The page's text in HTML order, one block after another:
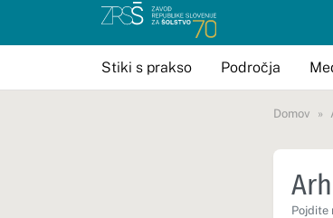
Stiki s prakso Področja
Domov
Pojdite